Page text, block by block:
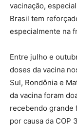
vacinação,
Brasil tem
especialmente na
Entre julho e
doses da vacina
Sul, Rondônia e
da vacina foram
recebendo grande
por causa da COP